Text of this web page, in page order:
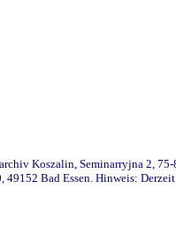
Koszalin, Seminarryjna 2,
Bad Essen. Hinweis: